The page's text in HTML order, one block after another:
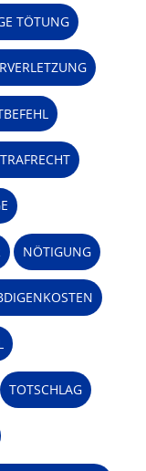
TÖTUNG
NÖTIGUNG
TOTSCHLAG